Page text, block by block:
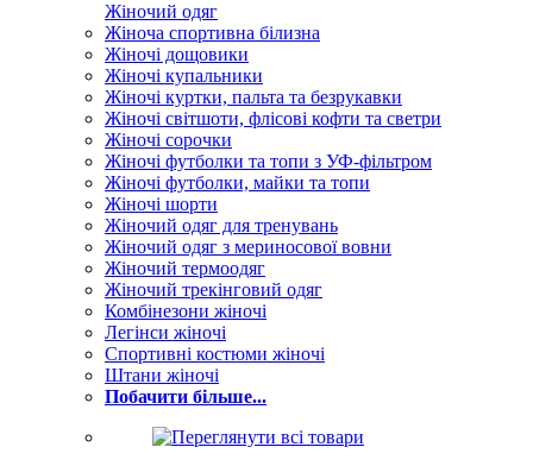
Жіночий одяг
Жіноча спортивна білизна
Жіночі дощовики
Жіночі купальники
Жіночі куртки, пальта та безрукавки
Жіночі світшоти, флісові кофти та светри
Жіночі сорочки
Жіночі футболки та топи з УФ-фільтром
Жіночі футболки, майки та топи
Жіночі шорти
Жіночий одяг для тренувань
Жіночий одяг з мериносової вовни
Жіночий термоодяг
Жіночий трекінговий одяг
Комбінезони жіночі
Легінси жіночі
Спортивні костюми жіночі
Штани жіночі
Побачити більше...